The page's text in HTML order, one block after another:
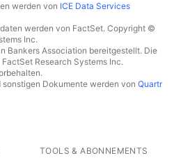
werden von ICE Data Services
werden von FactSet. Copyright ©
Inc.
Bankers Association bereitgestellt. Die
Research Systems Inc.
Dokumente werden von Quartr
TOOLS & ABONNEMENTS